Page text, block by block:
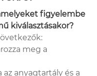
figyelembe
kiválasztásakor?
meg a
az anyagtartály és a